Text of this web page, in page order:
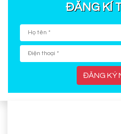
ĐĂNG KÍ
ĐĂNG KÝ